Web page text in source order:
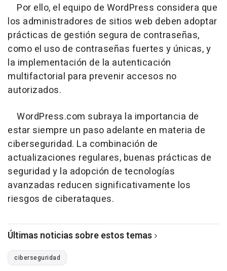
Por ello, el equipo de WordPress considera que
los administradores de sitios web deben adoptar
prácticas de gestión segura de contraseñas,
como el uso de contraseñas fuertes y únicas, y
la implementación de la autenticación
multifactorial para prevenir accesos no
autorizados.
WordPress.com subraya la importancia de
estar siempre un paso adelante en materia de
ciberseguridad. La combinación de
actualizaciones regulares, buenas prácticas de
seguridad y la adopción de tecnologías
avanzadas reducen significativamente los
riesgos de ciberataques.
Últimas noticias sobre estos temas
ciberseguridad